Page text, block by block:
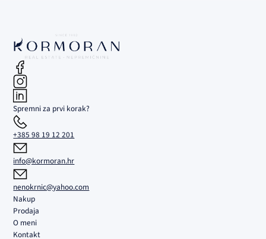
Spremni za prvi korak?
+385 98 19 12 201
info@kormoran.hr
nenokrnic@yahoo.com
Nakup
Prodaja
O meni
Kontakt